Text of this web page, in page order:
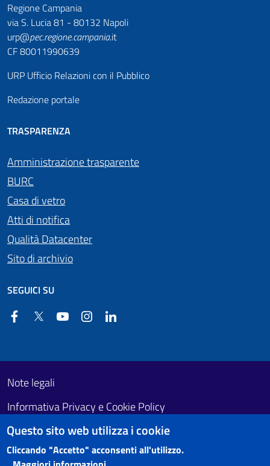
Regione Campania
via S. Lucia 81 - 80132 Napoli
urp@pec.regione.campania.it
CF 80011990639
URP Ufficio Relazioni con il Pubblico
Redazione portale
TRASPARENZA
Amministrazione trasparente
BURC
Casa di vetro
Atti di notifica
Qualità Datacenter
Sito di archivio
SEGUICI SU
FacebookTwitter YouTube Instagram
Footer First
Useful links section
Note legali
Informativa Privacy e Cookie Policy
Obiettivi di accessibilità
Questo sito web utilizza i cookie
Cliccando "Accetto" acconsenti all'utilizzo.